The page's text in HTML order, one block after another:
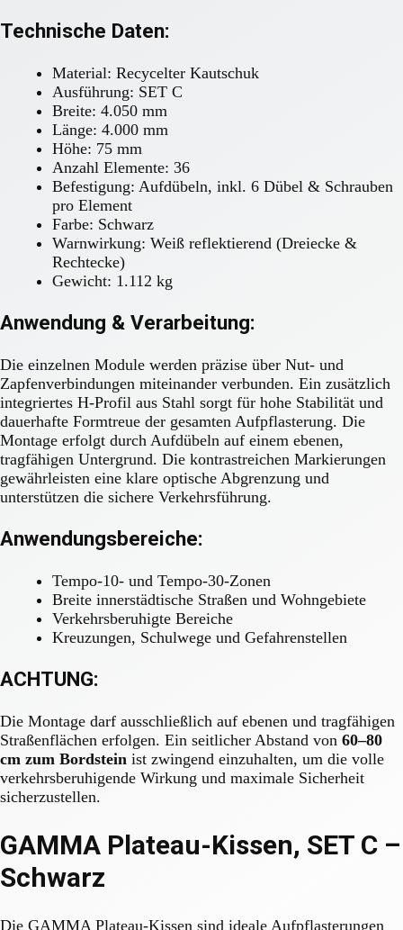
Technische Daten:
Material: Recycelter Kautschuk
Ausführung: SET C
Breite: 4.050 mm
Länge: 4.000 mm
Höhe: 75 mm
Anzahl Elemente: 36
Befestigung: Aufdübeln, inkl. 6 Dübel & Schrauben
pro Element
Farbe: Schwarz
Warnwirkung: Weiß reflektierend (Dreiecke &
Rechtecke)
Gewicht: 1.112 kg
Anwendung & Verarbeitung:
Die einzelnen Module werden präzise über Nut- und
Zapfenverbindungen miteinander verbunden. Ein zusätzlich
integriertes H-Profil aus Stahl sorgt für hohe Stabilität und
dauerhafte Formtreue der gesamten Aufpflasterung. Die
Montage erfolgt durch Aufdübeln auf einem ebenen,
tragfähigen Untergrund. Die kontrastreichen Markierungen
gewährleisten eine klare optische Abgrenzung und
unterstützen die sichere Verkehrsführung.
Anwendungsbereiche:
Tempo-10- und Tempo-30-Zonen
Breite innerstädtische Straßen und Wohngebiete
Verkehrsberuhigte Bereiche
Kreuzungen, Schulwege und Gefahrenstellen
ACHTUNG:
Die Montage darf ausschließlich auf ebenen und tragfähigen
Straßenflächen erfolgen. Ein seitlicher Abstand von 60–80
cm zum Bordstein ist zwingend einzuhalten, um die volle
verkehrsberuhigende Wirkung und maximale Sicherheit
sicherzustellen.
GAMMA Plateau-Kissen, SET C –
Schwarz
Die GAMMA Plateau-Kissen sind ideale Aufpflasterungen